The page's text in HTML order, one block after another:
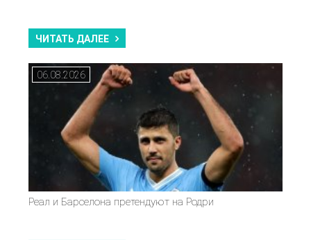
ЧИТАТЬ ДАЛЕЕ
06.08.2026
Реал и Барселона претендуют на Родри